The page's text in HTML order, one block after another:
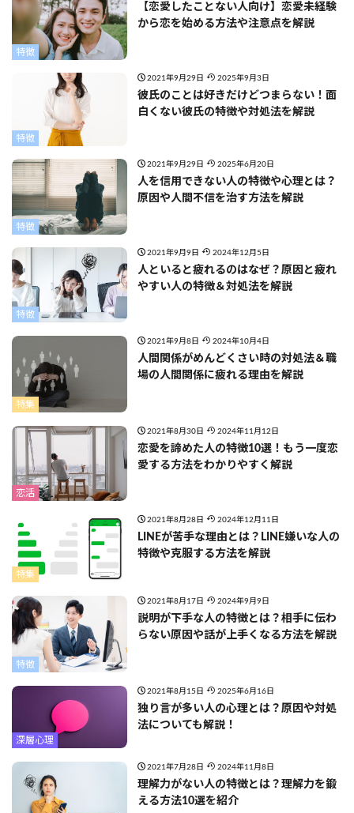
特徴
【恋愛したことない人向け】恋愛未経験
から恋を始める方法や注意点を解説
特徴
2021年9月29日 2025年9月3日
彼氏のことは好きだけどつまらない！面
白くない彼氏の特徴や対処法を解説
特徴
2021年9月29日 2025年6月20日
人を信用できない人の特徴や心理とは？
原因や人間不信を治す方法を解説
特徴
2021年9月9日 2024年12月5日
人といると疲れるのはなぜ？原因と疲れ
やすい人の特徴＆対処法を解説
特集
2021年9月8日 2024年10月4日
人間関係がめんどくさい時の対処法＆職
場の人間関係に疲れる理由を解説
恋活
2021年8月30日 2024年11月12日
恋愛を諦めた人の特徴10選！もう一度恋
愛する方法をわかりやすく解説
特集
2021年8月28日 2024年12月11日
LINEが苦手な理由とは？LINE嫌いな人の
特徴や克服する方法を解説
特徴
2021年8月17日 2024年9月9日
説明が下手な人の特徴とは？相手に伝わ
らない原因や話が上手くなる方法を解説
深層心理
2021年8月15日 2025年6月16日
独り言が多い人の心理とは？原因や対処
法についても解説！
2021年7月28日 2024年11月8日
理解力がない人の特徴とは？理解力を鍛
える方法10選を紹介